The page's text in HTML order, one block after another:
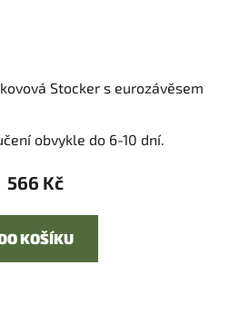
Stocker s eurozávěsem
obvykle do 6-10 dní.
566 Kč
KOŠÍKU